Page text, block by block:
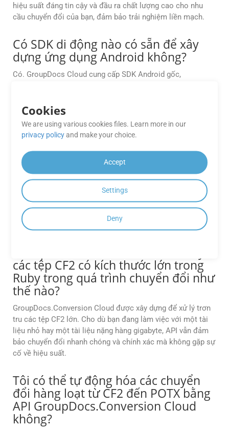
hiệu suất đáng tin cậy và đầu ra chất lượng cao cho nhu
cầu chuyển đổi của bạn, đảm bảo trải nghiệm liền mạch.
Có SDK di động nào có sẵn để xây
dựng ứng dụng Android không?
Có. GroupDocs Cloud cung cấp SDK Android gốc,
dụng Android của họ.
API có hỗ trợ tích hợp với các nhà
cung cấp lưu trữ đám mây như AWS
S3, Azure Blob hay Google Drive
không?
Hoàn toàn đúng. GroupDocs.Conversion Cloud cung cấp
khả năng tích hợp sẵn với các nền tảng lưu trữ đám mây
phổ biến, cho phép truy xuất tệp trực tiếp và lưu đầu ra mà
không cần tải lên trung gian.
các tệp CF2 có kích thước lớn trong
Ruby trong quá trình chuyển đổi như
thế nào?
GroupDocs.Conversion Cloud được xây dựng để xử lý trơn
tru các tệp CF2 lớn. Cho dù bạn đang làm việc với một tài
liệu nhỏ hay một tài liệu nặng hàng gigabyte, API vẫn đảm
bảo chuyển đổi nhanh chóng và chính xác mà không gặp sự
cố về hiệu suất.
Tôi có thể tự động hóa các chuyển
đổi hàng loạt từ CF2 đến POTX bằng
API GroupDocs.Conversion Cloud
không?
Cookies
We are using various cookies files. Learn more in our
privacy policyand make your choice.
Accept
Settings
Deny